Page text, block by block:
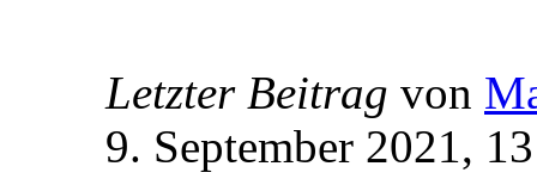
Letzter Beitrag von
9. September 2021,